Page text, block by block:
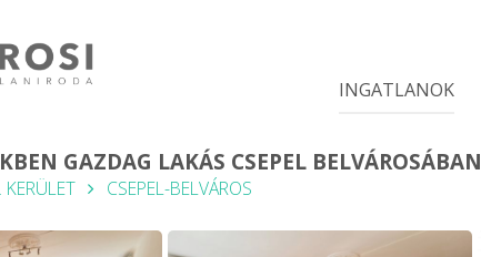
INGATLANOK
GAZDAG LAKÁS CSEPEL BELVÁROSÁBAN
KERÜLET CSEPEL-BELVÁROS